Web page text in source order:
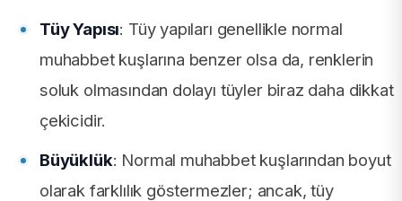
Tüy Yapısı: Tüy yapıları genellikle normal
muhabbet kuşlarına benzer olsa da, renklerin
soluk olmasından dolayı tüyler biraz daha dikkat
çekicidir.
Büyüklük: Normal muhabbet kuşlarından boyut
olarak farklılık göstermezler; ancak, tüy